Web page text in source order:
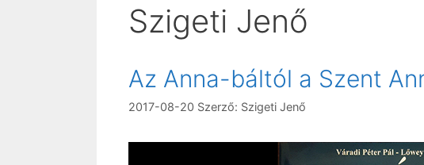
Szigeti Jenő
Az Anna-báltól a Szent
2017-08-20 Szerző: Szigeti Jenő